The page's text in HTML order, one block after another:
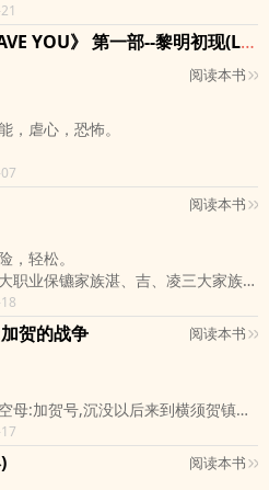
，他们能否坚守初衷？在理想与现实
正义」究竟该如何定义？
的淬炼与幻灭，关于兄弟情谊的坚守
里 还有纯种的哈里娜人 哈曼和叶 以
然局势紧张但都只是一些小打小杀 但
年与坚固的友谊
浮上台面
星读书的雅娜为了父亲的葬礼回国
族人
似情人一起到十星读书的男孩 布凯
些「别人的事」
先的生活里 深信那些都与自己无关
可雅娜心意已决 连同其他剩下的玩
地的反抗组织党军
的故事
们是强大的「灵者」。照理来说，这
，也可以提供其他国家很多帮助。
才会是个长不大的小孩！」
镳，却浑然不知一切的苦难就此展
越容易在颠沛流离的时候被人利用。
注定响起悲歌，那就让它演凑得更澎
《流光不惧/SAVE YOU》 第一部--黎明初现(Light up the Sky)
阅读本书
，虐心，恐怖。
斯提尔星球，包括了尊之界、主国
区以及平民区的国家组成--伊卡列德
有席拉岛。
存游戏（本称为潜力运动比赛）的所
四分之一，四周环海（泽鲁斯海），
分之一的主国选中的鉴定能力者所在
二分之一土地是尊之界—由尊者所统
力高强，不分贫贱，但只收真正的强
有五位尊者（无、有、中、离、正）
否适格加入尊之界。
者共45人，年龄为12~25岁，编号1
者才能参加；第一届生存游戏比赛
”，是由尊之界下命主国创立，为的
悉，并采强制参加制。
，但素质参差不齐；有些参赛的能力
阅读本书
，轻松。
职业保镳家族湛、吉、凌三大家族之
掌家族职业保镳事业，只身在台湾新
设律师事务所兼接受各类委托事务，
夜店中寻芳猎艳。
宇邦金控代总经理荆匀翎的委托，调
案，没想到沈乐竟跟之前涉及美籍商
关，两个男人都能在‎‍‎阴‌‎‌茎‎上长出章
遇到神秘高手狙击，所有线索都指
改造以及跨国组织阴谋。随着与荆匀
贺的战争 阅读本书
母:加贺号,沉没以后来到横须贺镇守
创作,乃google大神抓获,如有冒犯
阅读本书